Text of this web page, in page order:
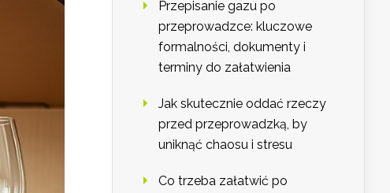
Przepisanie gazu po
przeprowadzce: kluczowe
formalności, dokumenty i
terminy do załatwienia
Jak skutecznie oddać rzeczy
przed przeprowadzką, by
uniknąć chaosu i stresu
Co trzeba załatwić po